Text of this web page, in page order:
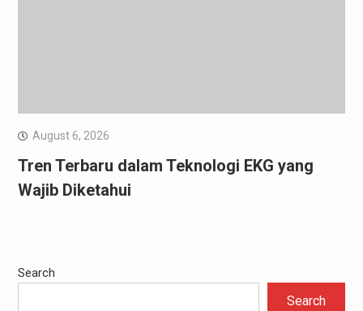
August 6, 2026
Tren Terbaru dalam Teknologi EKG yang
Wajib Diketahui
Search
Search